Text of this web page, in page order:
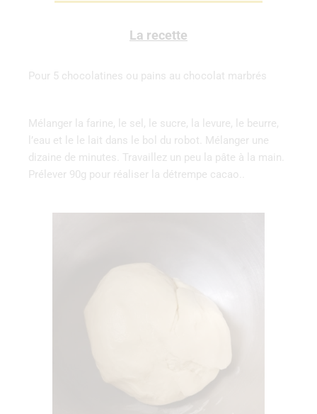
La recette
Pour 5 chocolatines ou pains au chocolat marbrés
Mélanger la farine, le sel, le sucre, la levure, le beurre,
l’eau et le le lait dans le bol du robot. Mélanger une
dizaine de minutes. Travaillez un peu la pâte à la main.
Prélever 90g pour réaliser la détrempe cacao..